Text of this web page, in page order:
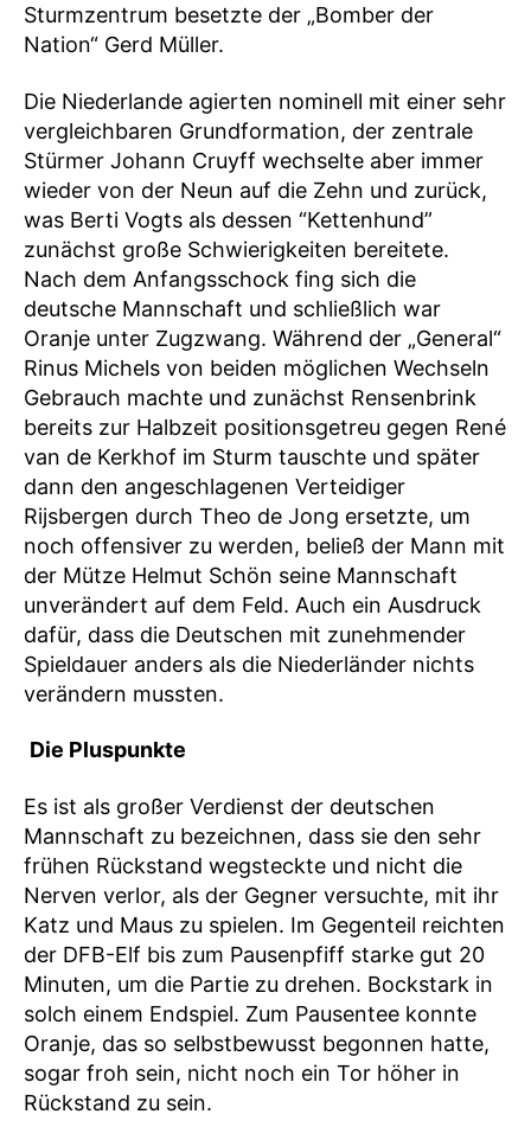
Sturmzentrum besetzte der „Bomber der
Nation“ Gerd Müller.
Die Niederlande agierten nominell mit einer sehr
vergleichbaren Grundformation, der zentrale
Stürmer Johann Cruyff wechselte aber immer
wieder von der Neun auf die Zehn und zurück,
was Berti Vogts als dessen “Kettenhund”
zunächst große Schwierigkeiten bereitete.
Nach dem Anfangsschock fing sich die
deutsche Mannschaft und schließlich war
Oranje unter Zugzwang. Während der „General“
Rinus Michels von beiden möglichen Wechseln
Gebrauch machte und zunächst Rensenbrink
bereits zur Halbzeit positionsgetreu gegen René
van de Kerkhof im Sturm tauschte und später
dann den angeschlagenen Verteidiger
Rijsbergen durch Theo de Jong ersetzte, um
noch offensiver zu werden, beließ der Mann mit
der Mütze Helmut Schön seine Mannschaft
unverändert auf dem Feld. Auch ein Ausdruck
dafür, dass die Deutschen mit zunehmender
Spieldauer anders als die Niederländer nichts
verändern mussten.
Die Pluspunkte
Es ist als großer Verdienst der deutschen
Mannschaft zu bezeichnen, dass sie den sehr
frühen Rückstand wegsteckte und nicht die
Nerven verlor, als der Gegner versuchte, mit ihr
Katz und Maus zu spielen. Im Gegenteil reichten
der DFB-Elf bis zum Pausenpfiff starke gut 20
Minuten, um die Partie zu drehen. Bockstark in
solch einem Endspiel. Zum Pausentee konnte
Oranje, das so selbstbewusst begonnen hatte,
sogar froh sein, nicht noch ein Tor höher in
Rückstand zu sein.